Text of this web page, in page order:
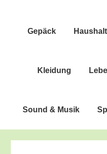
Gepäck
Klei­dung
Sound & Musik